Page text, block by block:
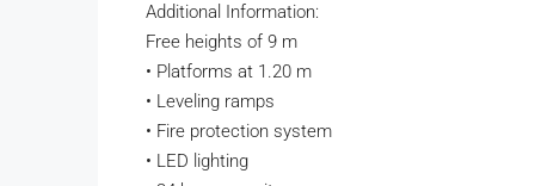
Additional Information:
Free heights of 9 m
• Platforms at 1.20 m
• Leveling ramps
• Fire protection system
• LED lighting